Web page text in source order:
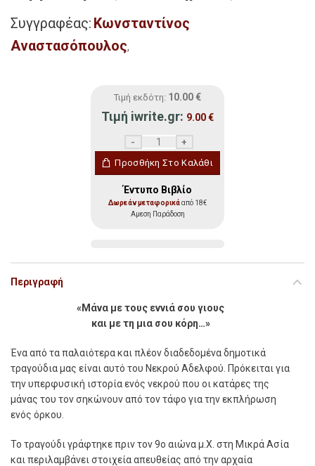
Συγγραφέας: Κωνσταντίνος
Αναστασόπουλος,
Τιμή εκδότη: 10.00 €
Τιμή iwrite.gr: 9.00€
Προσθήκη Στο Καλάθι
Έντυπο Βιβλίο
Δωρεάν μεταφορικάαπό 18€
Αμεση Παράδοση
Περιγραφή
«Μάνα με τους εννιά σου γιους
και με τη μια σου κόρη…»
Ένα από τα παλαιότερα και πλέον διαδεδομένα δημοτικά
τραγούδια μας είναι αυτό του Νεκρού Αδελφού. Πρόκειται για
την υπερφυσική ιστορία ενός νεκρού που οι κατάρες της
μάνας του τον σηκώνουν από τον τάφο για την εκπλήρωση
ενός όρκου.
Το τραγούδι γράφτηκε πριν τον 9ο αιώνα μ.Χ. στη Μικρά Ασία
και περιλαμβάνει στοιχεία απευθείας από την αρχαία